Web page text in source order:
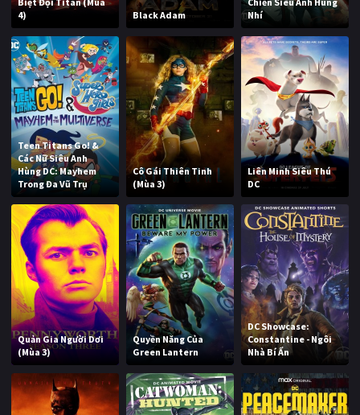
4)
Black Adam
Nhí
Teen Titans Go! &
Các Nữ Siêu Anh
Hùng DC: Mayhem
Trong Đa Vũ Trụ
Cô Gái Thiên Tinh
(Mùa 3)
Liên Minh Siêu Thú
DC
Quản Gia Người Dơi
(Mùa 3)
Quyền Năng Của
Green Lantern
DC Showcase:
Constantine - Ngôi
Nhà Bí Ẩn